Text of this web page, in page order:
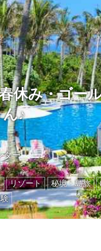
休み・ゴー
♪
ター
リゾート 秘境・島旅